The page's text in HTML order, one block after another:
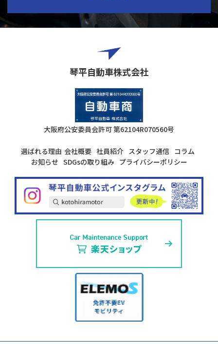
琴平自動車株式会社
大阪府公安委員会許可第62104R070560号
選ばれる理由 会社概要 社員紹介 スタッフ通信 コラム
お知らせ SDGsの取り組み プライバシーポリシー